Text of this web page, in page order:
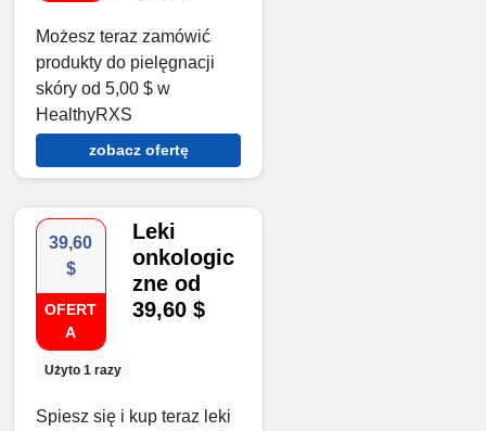
Możesz teraz zamówić
produkty do pielęgnacji
skóry od 5,00 $ w
HealthyRXS
zobacz ofertę
39,60
$
OFERT
A
Użyto 1 razy
Leki
onkologic
zne od
39,60 $
Spiesz się i kup teraz leki